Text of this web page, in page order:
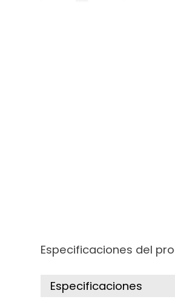
Especificaciones del
Especificaciones